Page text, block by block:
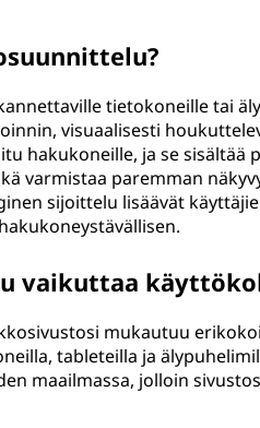
tietokoneille tai
visuaalisesti
hakukoneille, ja se sisältää
varmistaa paremman
sijoittelu lisäävät
vaikuttaa
mukautuu
tableteilla ja
maailmassa, jolloin